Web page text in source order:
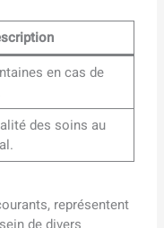
en cas de
des soins au
représentent